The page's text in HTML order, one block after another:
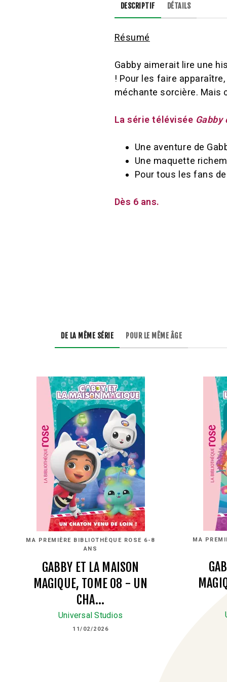
DESCRIPTIF DÉTAILS
Résumé
Gabby aimerait lire une
! Pour les faire
méchante sorcière. Mais
La série télévisée
Une aventure de
Une maquette
Pour tous les fans
Dès 6 ans.
DE LA MÊME SÉRIE POUR LE MÊME ÂGE
MA PREMIÈRE BIBLIOTHÈQUE ROSE 6-8
ANS
GABBY ET LA MAISON
MAGIQUE, TOME 08 - UN
CHA…
Universal Studios
11/02/2026
MA